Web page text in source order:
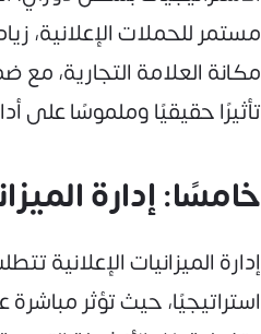
مستمر للحملات الإعلانية،
مكانة العلامة التجارية،
تأثيرًا حقيقيًا وملموسًا على
خامسًا: إدارة
إدارة الميزانيات الإعلانية
استراتيجيًا، حيث تؤثر